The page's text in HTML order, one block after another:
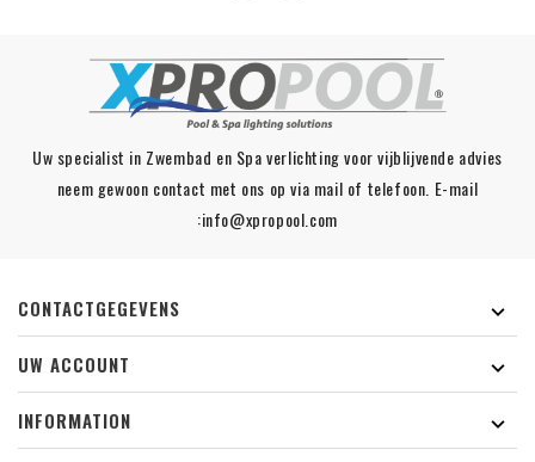
Uw specialist in Zwembad en Spa verlichting voor vijblijvende advies
neem gewoon contact met ons op via mail of telefoon. E-mail
:info@xpropool.com
CONTACTGEGEVENS

UW ACCOUNT

INFORMATION
